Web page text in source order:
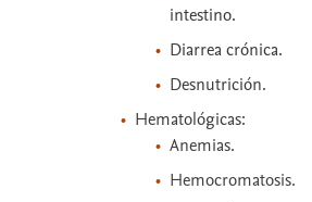
intestino.
Diarrea crónica.
Desnutrición.
Hematológicas:
Anemias.
Hemocromatosis.